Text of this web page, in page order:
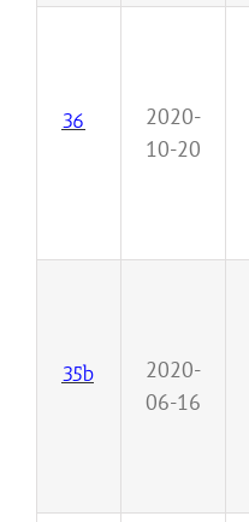
36
2020-
10-20
35b
2020-
06-16